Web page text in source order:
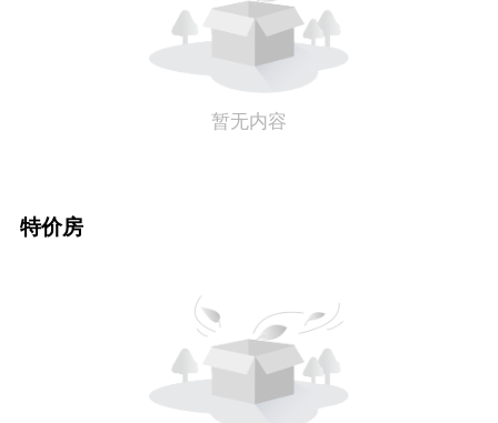
暂无内容
特价房